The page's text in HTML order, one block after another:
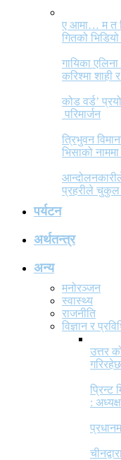
ए आमा… म त
गितको
गायिका
करिश्मा शाही
कोड वर्ड’
परिमार्जन
त्रिभुवन
भिसाको
प्रहरीले चुकुल
पर्यटन
अर्थतन्त्र
अन्य
मनोरञ्जन
स्वास्थ्य
राजनीति
विज्ञान र
उत्तर
प्रिन्ट
: